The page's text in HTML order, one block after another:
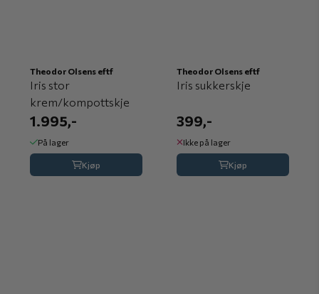
Theodor Olsens eftf
Iris stor
krem/kompottskje
1.995,-
På lager
Kjøp
Theodor Olsens eftf
Iris sukkerskje
399,-
Ikke på lager
Kjøp